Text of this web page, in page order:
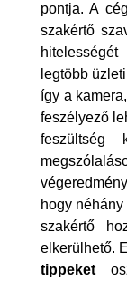
pontja. A
szakértő
legtöbb
így a
feszélyező
feszültség
hogy
szakértő
elkerülhető.
tippeket